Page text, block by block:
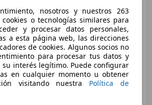
Porsche Cayman
CAYMAN
3.4 S
€ 26.800
Precio justo
nosotros y nuestros 263
cookies o tecnologías similares para
y procesar datos personales,
a esta página web, las direcciones
de cookies. Algunos socios no
para procesar tus datos y
su interés legítimo. Puede configurar
en cualquier momento u obtener
visitando nuestra Política de